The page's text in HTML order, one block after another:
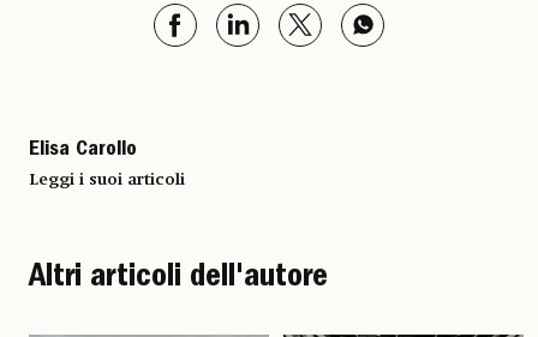
Elisa Carollo
Leggi i suoi articoli
Altri articoli dell'autore